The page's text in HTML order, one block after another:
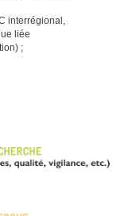
interrégional,
liée
;